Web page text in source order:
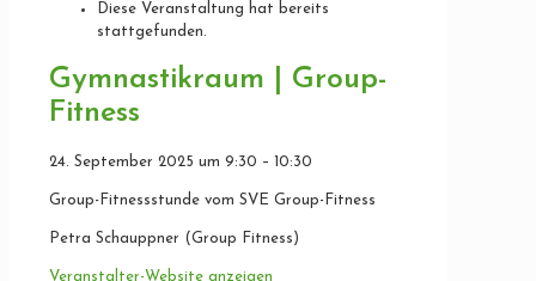
Diese Veranstaltung hat bereits
stattgefunden.
Gymnastikraum | Group-
Fitness
24. September 2025 um 9:30 – 10:30
Group-Fitnessstunde vom SVE Group-Fitness
Petra Schauppner (Group Fitness)
Veranstalter-Website anzeigen